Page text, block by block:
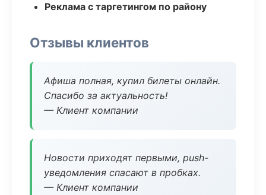
Реклама с таргетингом по району
Отзывы клиентов
Афиша полная, купил билеты онлайн.
Спасибо за актуальность!
— Клиент компании
Новости приходят первыми, push-
уведомления спасают в пробках.
— Клиент компании